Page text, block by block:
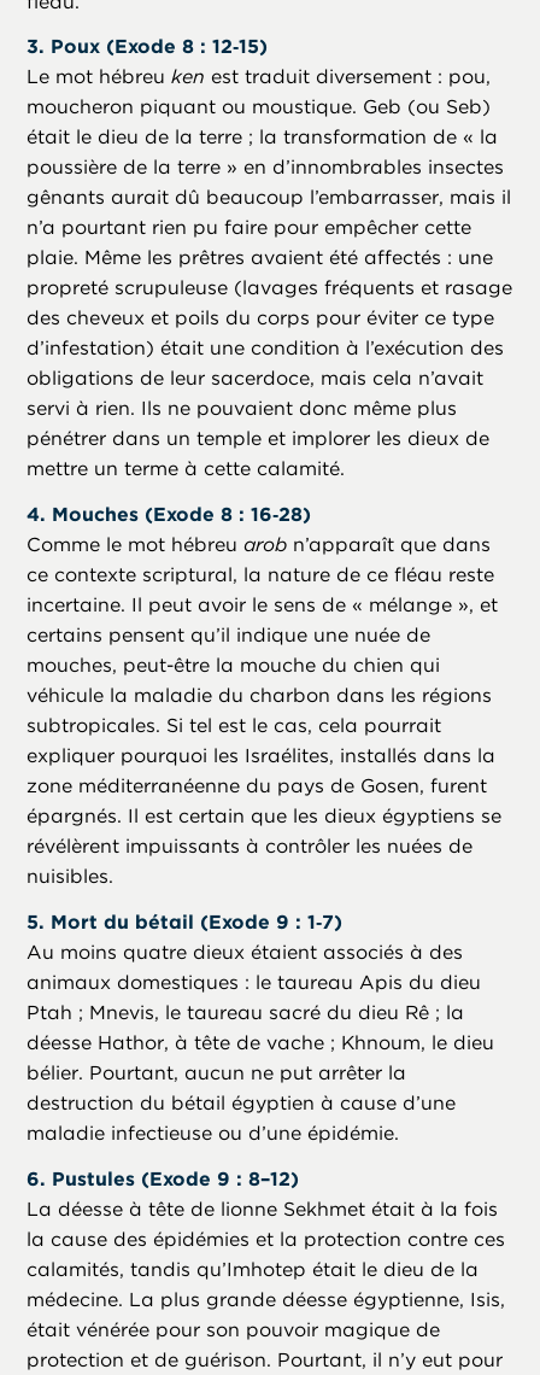
3. Poux (Exode 8 : 12‑15)
Le mot hébreuken est traduit diversement : pou,
moucheron piquant ou moustique. Geb (ou Seb)
était le dieu de la terre ; la transformation de « la
poussière de la terre » en d’innombrables insectes
gênants aurait dû beaucoup l’embarrasser, mais il
n’a pourtant rien pu faire pour empêcher cette
plaie. Même les prêtres avaient été affectés : une
propreté scrupuleuse (lavages fréquents et rasage
des cheveux et poils du corps pour éviter ce type
d’infestation) était une condition à l’exécution des
obligations de leur sacerdoce, mais cela n’avait
servi à rien. Ils ne pouvaient donc même plus
pénétrer dans un temple et implorer les dieux de
mettre un terme à cette calamité.
4. Mouches (Exode 8 : 16‑28)
Comme le mot hébreuarob n’apparaît que dans
ce contexte scriptural, la nature de ce fléau reste
incertaine. Il peut avoir le sens de « mélange », et
certains pensent qu’il indique une nuée de
mouches, peut-être la mouche du chien qui
véhicule la maladie du charbon dans les régions
subtropicales. Si tel est le cas, cela pourrait
expliquer pourquoi les Israélites, installés dans la
zone méditerranéenne du pays de Gosen, furent
épargnés. Il est certain que les dieux égyptiens se
révélèrent impuissants à contrôler les nuées de
nuisibles.
5. Mort du bétail (Exode 9 : 1‑7)
Au moins quatre dieux étaient associés à des
animaux domestiques : le taureau Apis du dieu
Ptah ; Mnevis, le taureau sacré du dieu Rê ; la
déesse Hathor, à tête de vache ; Khnoum, le dieu
bélier. Pourtant, aucun ne put arrêter la
destruction du bétail égyptien à cause d’une
maladie infectieuse ou d’une épidémie.
6. Pustules (Exode 9 : 8–12)
La déesse à tête de lionne Sekhmet était à la fois
la cause des épidémies et la protection contre ces
calamités, tandis qu’Imhotep était le dieu de la
médecine. La plus grande déesse égyptienne, Isis,
était vénérée pour son pouvoir magique de
protection et de guérison. Pourtant, il n’y eut pour